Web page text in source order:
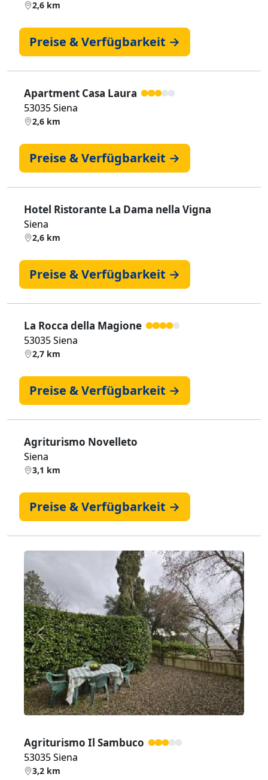
2,6 km
Preise & Verfügbarkeit →
Apartment Casa Laura
53035 Siena
2,6 km
Preise & Verfügbarkeit →
Hotel Ristorante La Dama nella Vigna
Siena
2,6 km
Preise & Verfügbarkeit →
La Rocca della Magione
53035 Siena
2,7 km
Preise & Verfügbarkeit →
Agriturismo Novelleto
Siena
3,1 km
Preise & Verfügbarkeit →
Zurück Weiter
Agriturismo Il Sambuco
53035 Siena
3,2 km